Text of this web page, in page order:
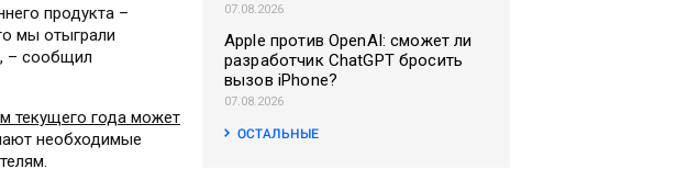
продукта –
мы отыграли
– сообщил
текущего года может
необходимые
07.08.2026
Apple против OpenAI: сможет ли
разработчик ChatGPT бросить
вызов iPhone?
07.08.2026
ОСТАЛЬНЫЕ